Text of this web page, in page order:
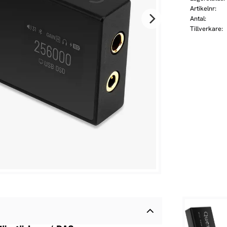
Artikelnr
Antal
Tillverkare